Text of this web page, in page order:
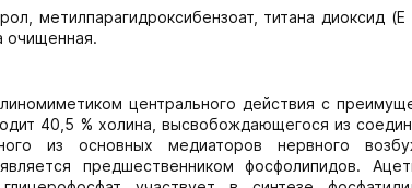
метилпарагидроксибензоат, титана диоксид
очищенная.
центрального действия с
40,5 % холина, высвобождающегося из
из основных медиаторов нервного
предшественником фосфолипидов.